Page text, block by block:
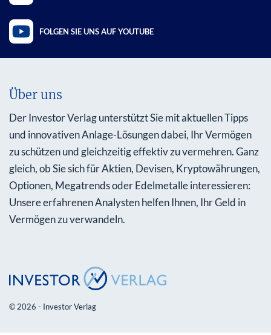
FOLGEN SIE UNS AUF YOUTUBE
Über uns
Der Investor Verlag unterstützt Sie mit aktuellen Tipps
und innovativen Anlage-Lösungen dabei, Ihr Vermögen
zu schützen und gleichzeitig effektiv zu vermehren. Ganz
gleich, ob Sie sich für Aktien, Devisen, Kryptowährungen,
Optionen, Megatrends oder Edelmetalle interessieren:
Unsere erfahrenen Analysten helfen Ihnen, Ihr Geld in
Vermögen zu verwandeln.
© 2026 - Investor Verlag